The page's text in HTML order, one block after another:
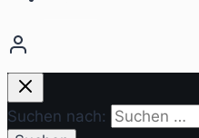
Suchen nach: